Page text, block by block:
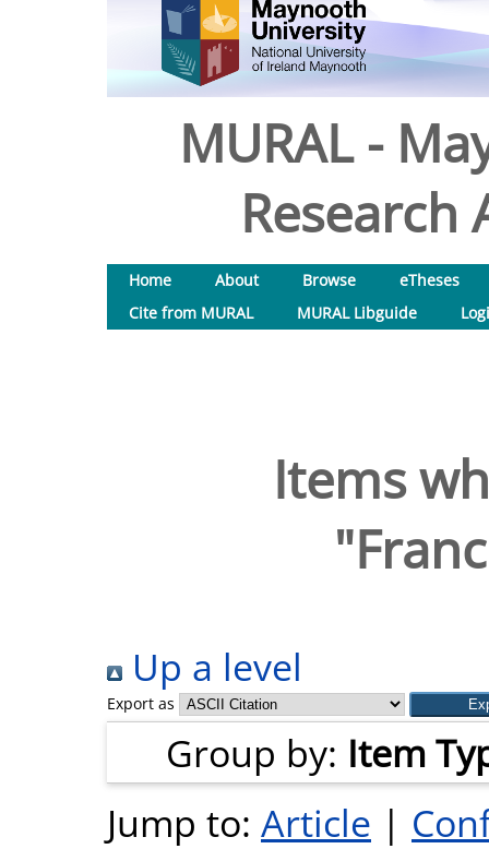
MURAL -
Research
Home About Browse
eTheses
Cite from MURAL
MURAL Libguide
Items
"
Up a level
Export as
Group by: Item
Jump to: Article |